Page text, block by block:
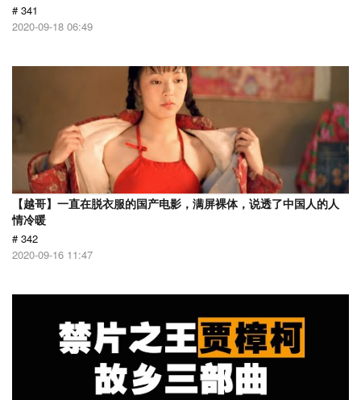
# 341
2020-09-18 06:49
【越哥】一直在脱衣服的国产电影，满屏裸体，说透了中国人的人
情冷暖
# 342
2020-09-16 11:47